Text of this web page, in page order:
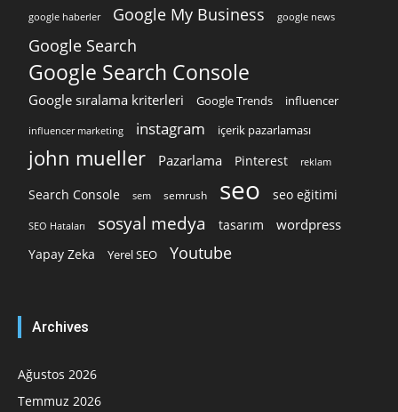
google haberler Google My Business google news
Google Search
Google Search Console
Google sıralama kriterleri Google Trends influencer
influencer marketing instagram içerik pazarlaması
john mueller Pazarlama Pinterest reklam
Search Console sem semrush seo seo eğitimi
SEO Hataları sosyal medya tasarım wordpress
Yapay Zeka Yerel SEO Youtube
Archives
Ağustos 2026
Temmuz 2026